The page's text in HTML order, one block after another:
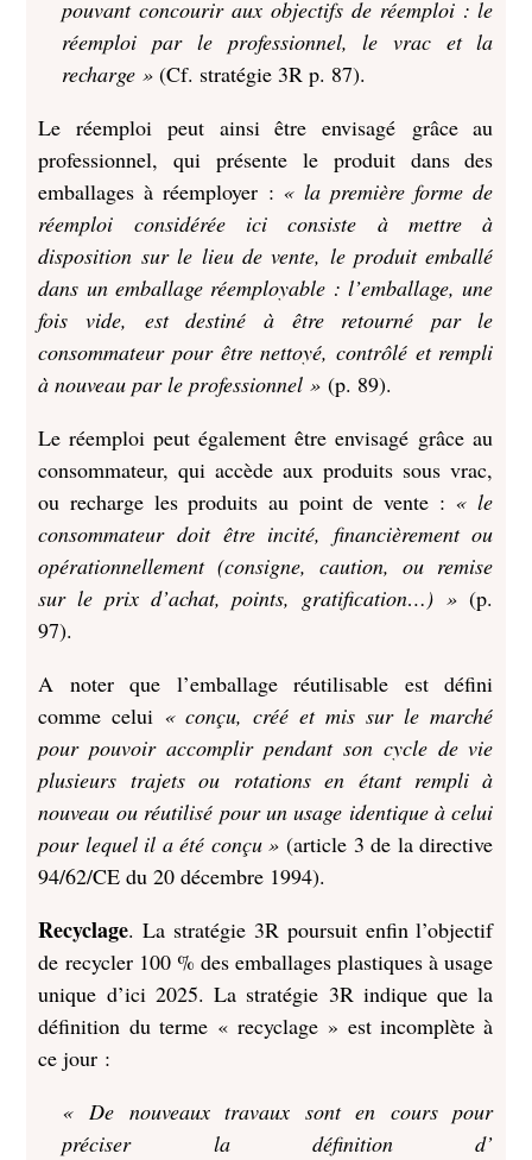
pouvant concourir aux objectifs de réemploi : le
réemploi par le professionnel, le vrac et la
recharge »(Cf. stratégie 3R p. 87).
Le réemploi peut ainsi être envisagé grâce au
professionnel, qui présente le produit dans des
emballages à réemployer : « la première forme de
réemploi considérée ici consiste à mettre à
disposition sur le lieu de vente, le produit emballé
dans un emballage réemployable : l’emballage, une
fois vide, est destiné à être retourné par le
consommateur pour être nettoyé, contrôlé et rempli
à nouveau par le professionnel » (p. 89).
Le réemploi peut également être envisagé grâce au
consommateur, qui accède aux produits sous vrac,
ou recharge les produits au point de vente : « le
consommateur doit être incité, financièrement ou
opérationnellement (consigne, caution, ou remise
sur le prix d’achat, points, gratification…) »(p.
97).
A noter que l’emballage réutilisable est défini
comme celui « conçu, créé et mis sur le marché
pour pouvoir accomplir pendant son cycle de vie
plusieurs trajets ou rotations en étant rempli à
nouveau ou réutilisé pour un usage identique à celui
pour lequel il a été conçu » (article 3 de la directive
94/62/CE du 20 décembre 1994).
Recyclage. La stratégie 3R poursuit enfin l’objectif
de recycler 100 % des emballages plastiques à usage
unique d’ici 2025. La stratégie 3R indique que la
définition du terme « recyclage » est incomplète à
ce jour :
« De nouveaux travaux sont en cours pour
préciser la définition d’